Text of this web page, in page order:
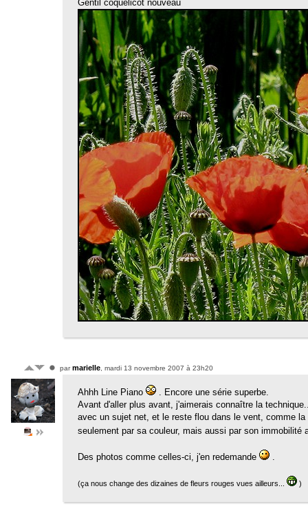
Gentil coquelicot nouveau
parmarielle , mardi 13 novembre 2007 à 23h20
Ahhh Line Piano
. Encore une série superbe.
Avant d'aller plus avant, j'aimerais connaître la
avec un sujet net, et le reste flou dans le vent, comme
seulement par sa couleur, mais aussi par son
Des photos comme celles-ci, j'en redemande .
(ça nous change des dizaines de fleurs rouges vues ailleurs... )